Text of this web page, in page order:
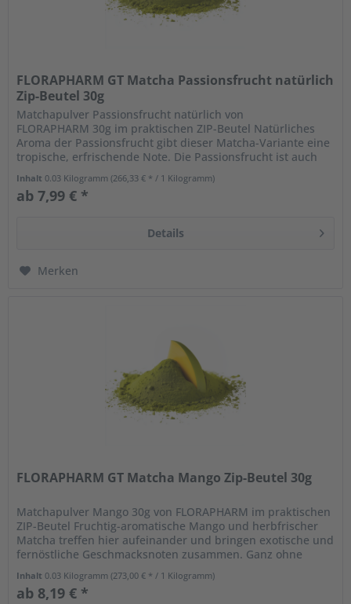
FLORAPHARM GT Matcha Passionsfrucht natürlich
Zip-Beutel 30g
Matchapulver Passionsfrucht natürlich von
FLORAPHARM 30g im praktischen ZIP-Beutel Natürliches
Aroma der Passionsfrucht gibt dieser Matcha-Variante eine
tropische, erfrischende Note. Die Passionsfrucht ist auch
Inhalt 0.03 Kilogramm(266,33 € * / 1 Kilogramm)
ab 7,99 € *
Details
Merken
FLORAPHARM GT Matcha Mango Zip-Beutel 30g
Matchapulver Mango 30g von FLORAPHARM im praktischen
ZIP-Beutel Fruchtig-aromatische Mango und herbfrischer
Matcha treffen hier aufeinander und bringen exotische und
fernöstliche Geschmacksnoten zusammen. Ganz ohne
Inhalt 0.03 Kilogramm(273,00 € * / 1 Kilogramm)
ab 8,19 € *